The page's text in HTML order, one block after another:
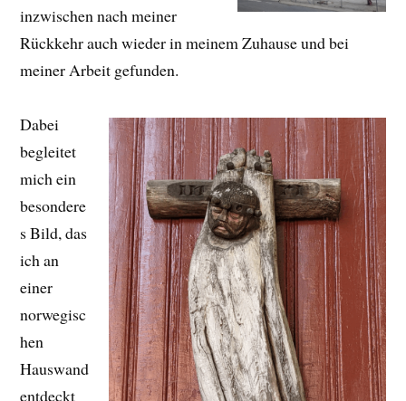
inzwischen nach meiner
Rückkehr auch wieder in meinem Zuhause und bei
meiner Arbeit gefunden.
Dabei
begleitet
mich ein
besondere
s Bild, das
ich an
einer
norwegisc
hen
Hauswand
entdeckt